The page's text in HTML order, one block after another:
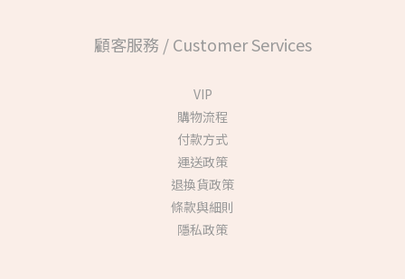
顧客服務 / Customer Services
VIP
購物流程
付款方式
運送政策
退換貨政策
條款與細則
隱私政策